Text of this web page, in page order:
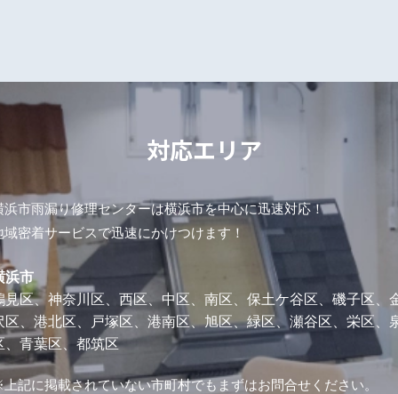
対応エリア
浜市雨漏り修理センターは横浜市を中心に迅速対応！
域密着サービスで迅速にかけつけます！
浜市
見区、神奈川区、西区、中区、南区、保土ケ谷区、磯子区、
区、港北区、戸塚区、港南区、旭区、緑区、瀬谷区、栄区、
、青葉区、都筑区
記に掲載されていない市町村でもまずはお問合せください。